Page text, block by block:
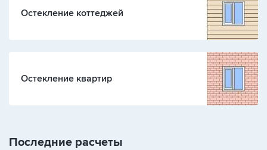
Остекление коттеджей
Остекление квартир
Последние расчеты